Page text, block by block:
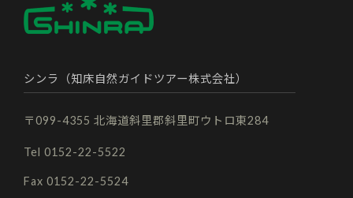
シンラ（知床自然ガイドツアー株式会社）
〒099-4355 北海道斜里郡斜里町ウトロ東284
Tel 0152-22-5522
Fax 0152-22-5524